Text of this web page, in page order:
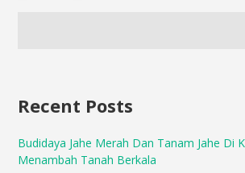
Recent Posts
Budidaya Jahe Merah Dan Tanam Jahe Di
Menambah Tanah Berkala